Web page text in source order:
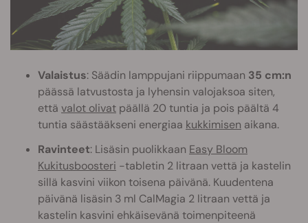
Valaistus: Säädin lamppujani riippumaan 35 cm:n
päässä latvustosta ja lyhensin valojaksoa siten,
että valot olivat päällä 20 tuntia ja pois päältä 4
tuntia säästääkseni energiaa kukkimisen aikana.
Ravinteet: Lisäsin puolikkaan Easy Bloom
Kukitusboosteri -tabletin 2 litraan vettä ja kastelin
sillä kasvini viikon toisena päivänä. Kuudentena
päivänä lisäsin 3 ml CalMagia 2 litraan vettä ja
kastelin kasvini ehkäisevänä toimenpiteenä